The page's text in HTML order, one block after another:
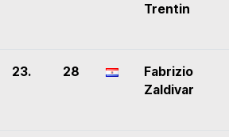
Trentin
23. 28
Fabrizio
Zaldivar